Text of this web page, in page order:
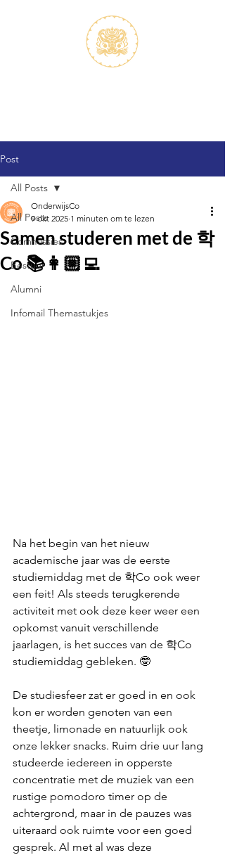
Post
All Posts
Commissies
Bestuur
Alumni
Infomail Themastukjes
All Posts
Samen studeren met de 학
Co 📚👩🏼‍💻
OnderwijsCo
9 okt 2025 1 minuten om te lezen
Na het begin van het nieuw
academische jaar was de eerste
studiemiddag met de 학Co ook weer
een feit! Als steeds terugkerende
activiteit met ook deze keer weer een
opkomst vanuit verschillende
jaarlagen, is het succes van de 학Co
studiemiddag gebleken. 🤓
De studiesfeer zat er goed in en ook
kon er worden genoten van een
theetje, limonade en natuurlijk ook
onze lekker snacks. Ruim drie uur lang
studeerde iedereen in opperste
concentratie met de muziek van een
rustige pomodoro timer op de
achtergrond, maar in de pauzes was
uiteraard ook ruimte voor een goed
gesprek. Al met al was deze